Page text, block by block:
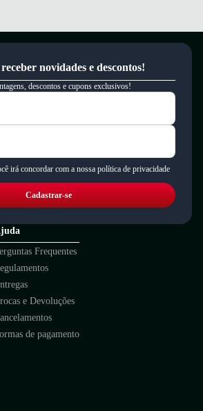
novidades e descontos!
descontos e cupons exclusivos!
irá concordar com a nossa política de privacidade
Cadastrar-se
Frequentes
e Devoluções
de pagamento